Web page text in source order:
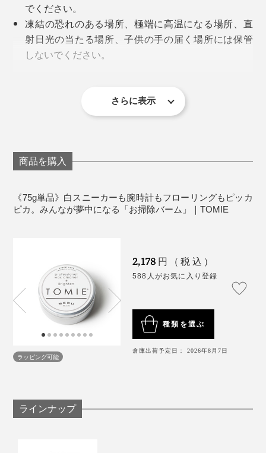
3個セットには3cm角のメラミンスポンジ1個つき
固さによって使い分けを。固まった汚れは、本品を塗っ
てしばらく置くと、取れやすくなります。
フローリングにはウエットシート、凹凸のある場所は歯ブラシ、頑固な汚れには
スチールたわしなどを使用してください
シエチレンアルキルエーテル」を使用。
品には0.25%配合されています。
※経済産業省 新型コロナウイルスに有効な界面活性剤を公表します（第二弾）
「ラベンダー」を使うと、掃除後にほんのり香って、い
い気分。足裏の汚れが落ちるだけでなく、ワックス効果
でツヤもアップ。嫌いな家事のワーストに入る床の拭き
掃除が、一気に楽しくなりました。
洋服のシミは、『TOMIE』をなじませた後、水ですすぐ
と汚れが洗い流されていきます。
でください。
凍結の恐れのある場所、極端に高温になる場所、直
射日光の当たる場所、子供の手の届く場所には保管
しないでください。
用途以外に使用しないでください。
※パッケージにキズや潰れがある場合がございます。商品の品質に問題はご
ざいませんので、あらかじめご了承ください。
さらに表示
商品を購入
《75g単品》白スニーカーも腕時計もフローリングもピッカ
ピカ。みんなが夢中になる「お掃除バーム」｜TOMIE
ラッピング可能
2,178 円（税込）
588人がお気に入り登録
種類を選ぶ
倉庫出荷予定日： 2026年8月7日
ラインナップ